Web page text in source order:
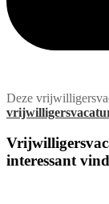
Deze
interessant